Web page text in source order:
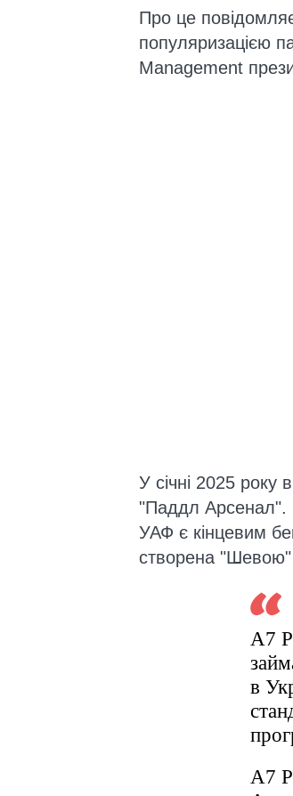
Про це
популяризацією
Management
У січні 2025 року
"Паддл Арсенал".
УАФ є кінцевим
створена "Шевою"
A7
в
A7